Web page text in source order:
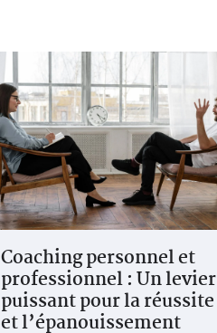
Coaching personnel et
professionnel : Un levier
puissant pour la réussite
et l’épanouissement